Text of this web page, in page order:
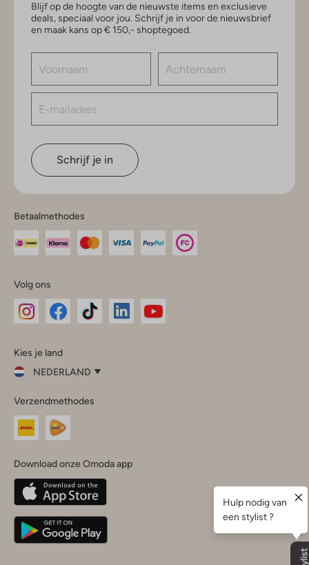
Blijf op de hoogte van de nieuwste items en exclusieve
deals, speciaal voor jou. Schrijf je in voor de nieuwsbrief
en maak kans op € 150,- shoptegoed.
Schrijf je in
Betaalmethodes
Volg ons
InstagramFacebook
Kies je land
NEDERLAND
je
land
Nederland
Belgique(Français)
Deutschland
Verzendmethodes
Download onze Omoda app